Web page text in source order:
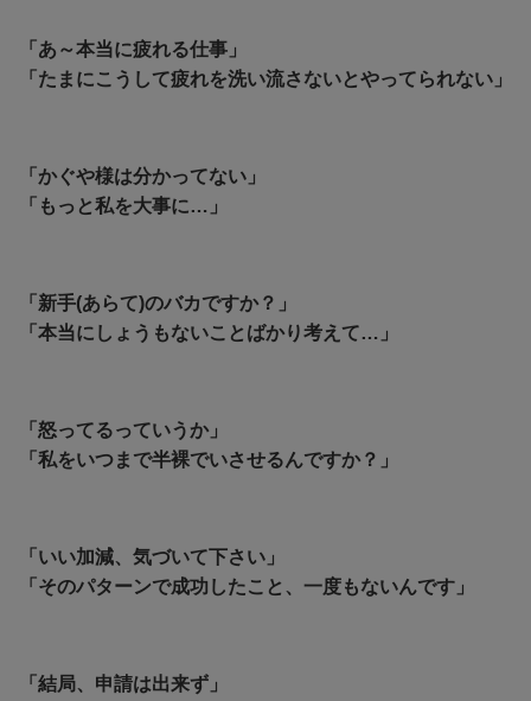
「あ～本当に疲れる仕事」
「たまにこうして疲れを洗い流さないとやってられない」
「かぐや様は分かってない」
「もっと私を大事に…」
「新手(あらて)のバカですか？」
「本当にしょうもないことばかり考えて…」
「怒ってるっていうか」
「私をいつまで半裸でいさせるんですか？」
「いい加減、気づいて下さい」
「 そのパターンで成功したこと、一度もないんです」
「結局、申請は出来ず」